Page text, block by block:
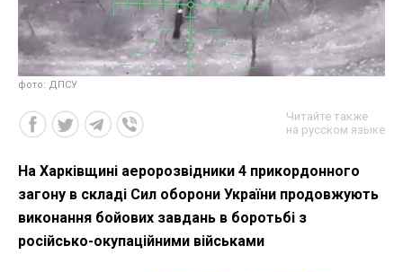
фото: ДПСУ
Читайте также
на русском языке
На Харківщині аеророзвідники 4 прикордонного
загону в складі Сил оборони України продовжують
виконання бойових завдань в боротьбі з
російсько-окупаційними військами